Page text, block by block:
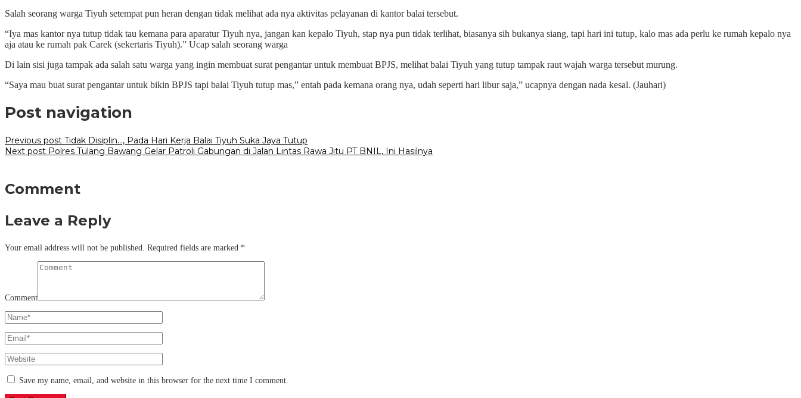
Salah seorang warga Tiyuh setempat pun heran dengan tidak melihat ada nya aktivitas pelayanan di kantor balai tersebut.
“Iya mas kantor nya tutup tidak tau kemana para aparatur Tiyuh nya, jangan kan kepalo Tiyuh, stap nya pun tidak terlihat, biasanya sih bukanya siang, tapi hari ini tutup, kalo mas ada perlu ke rumah kepalo nya
aja atau ke rumah pak Carek (sekertaris Tiyuh).” Ucap salah seorang warga
Di lain sisi juga tampak ada salah satu warga yang ingin membuat surat pengantar untuk membuat BPJS, melihat balai Tiyuh yang tutup tampak raut wajah warga tersebut murung.
“Saya mau buat surat pengantar untuk bikin BPJS tapi balai Tiyuh tutup mas,” entah pada kemana orang nya, udah seperti hari libur saja,” ucapnya dengan nada kesal. (Jauhari)
Post navigation
Previous post Tidak Disiplin…, Pada Hari Kerja Balai Tiyuh Suka Jaya Tutup
Next post Polres Tulang Bawang Gelar Patroli Gabungan di Jalan Lintas Rawa Jitu PT BNIL, Ini Hasilnya
Comment
Leave a Reply
Your email address will not be published. Required fields are marked *
Comment
Save my name, email, and website in this browser for the next time I comment.